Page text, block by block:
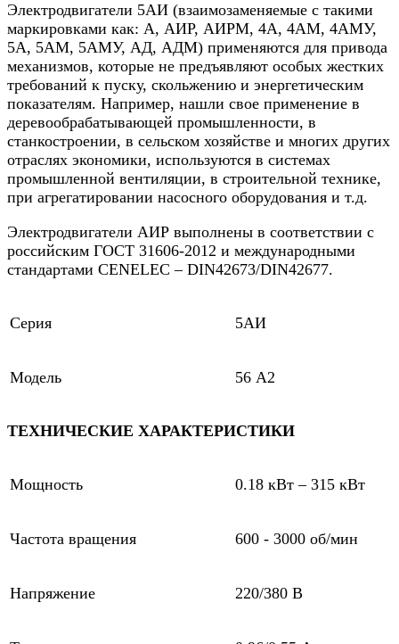
Электродвигатели 5АИ (взаимозаменяемые с такими
маркировками как: А, АИР, АИРМ, 4А, 4АМ, 4АМУ,
5А, 5АМ, 5АМУ, АД, АДМ) применяются для привода
механизмов, которые не предъявляют особых жестких
требований к пуску, скольжению и энергетическим
показателям. Например, нашли свое применение в
деревообрабатывающей промышленности, в
станкостроении, в сельском хозяйстве и многих других
отраслях экономики, используются в системах
промышленной вентиляции, в строительной технике,
при агрегатировании насосного оборудования и т.д.
Электродвигатели АИР выполнены в соответствии с
российским ГОСТ 31606-2012 и международными
стандартами CENELEC – DIN42673/DIN42677.
Серия 5АИ
Модель 56 А2
ТЕХНИЧЕСКИЕ ХАРАКТЕРИСТИКИ
Мощность 0.18 кВт – 315 кВт
Частота вращения 600 - 3000 об/мин
Напряжение 220/380 В